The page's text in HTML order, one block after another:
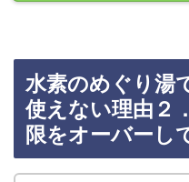
水素のめぐり湯
使えない理由２
限をオーバーし